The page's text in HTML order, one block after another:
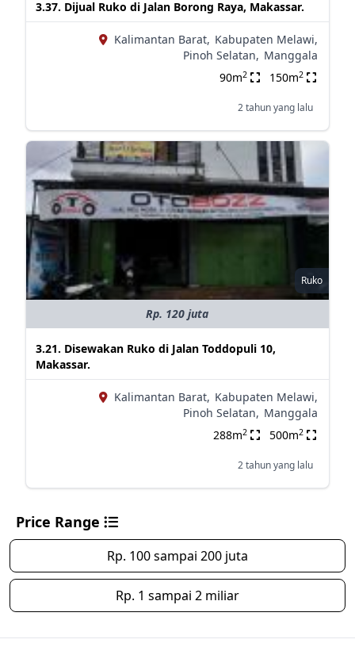
3.37. Dijual Ruko di Jalan Borong Raya, Makassar.
Kalimantan Barat, Kabupaten Melawi,
Pinoh Selatan, Manggala
90m2 150m2
2 tahun yang lalu
Ruko
Rp. 120 juta
3.21. Disewakan Ruko di Jalan Toddopuli 10,
Makassar.
Kalimantan Barat, Kabupaten Melawi,
Pinoh Selatan, Manggala
288m2 500m2
2 tahun yang lalu
Price Range
Rp. 100 sampai 200 juta
Rp. 1 sampai 2 miliar